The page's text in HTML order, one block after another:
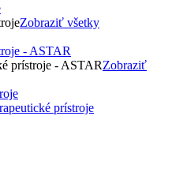
Zobraziť všetky
- ASTAR
prístroje - ASTARZobraziť
prístroje